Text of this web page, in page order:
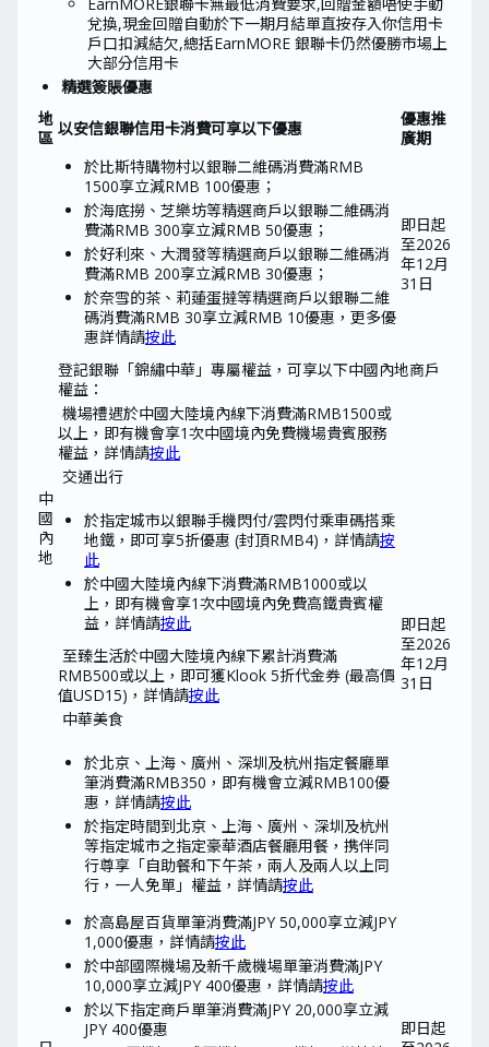
兌換,現金回贈自動於下一期月結單直按存入你信用卡
戶口扣減結欠,總括EarnMORE 銀聯卡仍然優勝市場上
大部分信用卡
精選簽賬優惠
地
區 以安信銀聯信用卡消費可享以下優惠
優惠推
廣期
中
國
內
地
於比斯特購物村以銀聯二維碼消費滿RMB
1500享立減RMB 100優惠；
於海底撈、芝樂坊等精選商戶以銀聯二維碼消
費滿RMB 300享立減RMB 50優惠；
於好利來、大潤發等精選商戶以銀聯二維碼消
費滿RMB 200享立減RMB 30優惠；
於奈雪的茶、莉蓮蛋撻等精選商戶以銀聯二維
碼消費滿RMB 30享立減RMB 10優惠，更多優
惠詳情請按此
即日起
至2026
年12月
31日
登記銀聯「錦繡中華」專屬權益，可享以下中國內地商戶
權益：
機場禮遇於中國大陸境內線下消費滿RMB1500或
以上，即有機會享1次中國境內免費機場貴賓服務
權益，詳情請按此
即日起
至2026
年12月
31日
交通出行
於指定城市以銀聯手機閃付/雲閃付乘車碼搭乘
地鐵，即可享5折優惠 (封頂RMB4)，詳情請按
此
於中國大陸境內線下消費滿RMB1000或以
上，即有機會享1次中國境內免費高鐵貴賓權
益，詳情請按此
至臻生活於中國大陸境內線下累計消費滿
RMB500或以上，即可獲Klook 5折代金券 (最高價
值USD15)，詳情請按此
中華美食
於北京、上海、廣州、深圳及杭州指定餐廳單
筆消費滿RMB350，即有機會立減RMB100優
惠，詳情請按此
於指定時間到北京、上海、廣州、深圳及杭州
等指定城市之指定豪華酒店餐廳用餐，携伴同
行尊享「自助餐和下午茶，兩人及兩人以上同
行，一人免單」權益，詳情請按此
於高島屋百貨單筆消費滿JPY 50,000享立減JPY
1,000優惠，詳情請按此
於中部國際機場及新千歲機場單筆消費滿JPY
10,000享立減JPY 400優惠，詳情請按此
於以下指定商戶單筆消費滿JPY 20,000享立減
JPY 400優惠
即日起